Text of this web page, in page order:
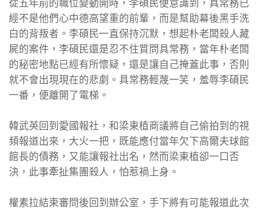
從五年前的職位變動開時，李碩民便意識到，具常務已
經不是他們心中德高望重的前輩，而是幫助幕後黑手洗
白的背叛者。李碩民一直保持沉默，想起朴老闆殺人藏
屍的案件，李碩民還是忍不住質問具常務，當年朴老闆
的秘密地點已經有所懷疑，還是讓自己掩蓋此事，否則
就不會出現現在的悲劇。具常務輕蔑一笑，羞辱李碩民
一番，便離開了電梯。
韓武英回到愛國報社，和梁東植商議將自己偷拍到的視
頻報道出來，大火一把，既能應付當年欠下高爾夫球館
館長的債務，又能讓報社出名，然而梁東植卻一口否
決，此事牽扯集團殺人，怕惹禍上身。
權素拉結束審問後回到辦公室，手下將有可能報道此次